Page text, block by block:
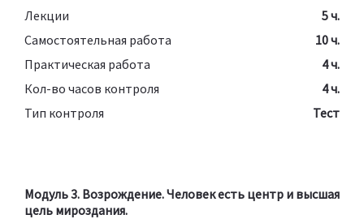
Лекции
5 ч.
Самостоятельная работа
10 ч.
Практическая работа
4 ч.
Кол-во часов контроля
4 ч.
Тип контроля
Тест
Модуль 3. Возрождение. Человек есть центр и высшая
цель мироздания.